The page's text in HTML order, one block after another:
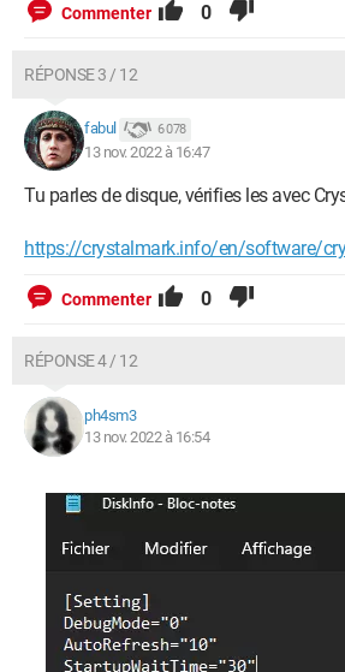
Commenter 0
RÉPONSE 3 / 12
fabul 6 078
13 nov. 2022 à 16:47
Tu parles de disque, vérifies les avec
https://crystalmark.info/en/software/
Commenter 0
RÉPONSE 4 / 12
ph4sm3
13 nov. 2022 à 16:54